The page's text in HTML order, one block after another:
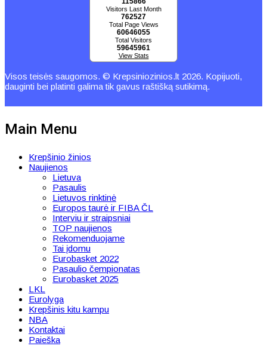
Visitors Last Month
762527
Total Page Views
60646055
Total Visitors
59645961
View Stats
Visos teisės saugomos. © Krepsiniozinios.lt 2026. Kopijuoti,
dauginti bei platinti galima tik gavus raštišką sutikimą.
Main Menu
Krepšinio žinios
Naujienos
Lietuva
Pasaulis
Lietuvos rinktinė
Europos taurė ir FIBA ČL
Interviu ir straipsniai
TOP naujienos
Rekomenduojame
Tai įdomu
Eurobasket 2022
Pasaulio čempionatas
Eurobasket 2025
LKL
Eurolyga
Krepšinis kitu kampu
NBA
Kontaktai
Paieška